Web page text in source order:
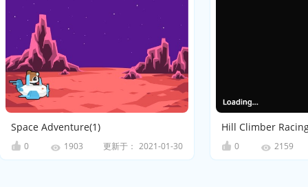
Space Adventure(1)
0 1903 更新于： 2021-01-30
Hill Climber
0 2159